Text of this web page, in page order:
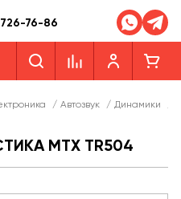
76-86
/ Автозвук / Динамики
MTX TR504